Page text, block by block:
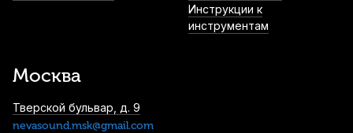
Инструкции к
инструментам
Москва
Тверской бульвар, д. 9
nevasound.msk@gmail.com